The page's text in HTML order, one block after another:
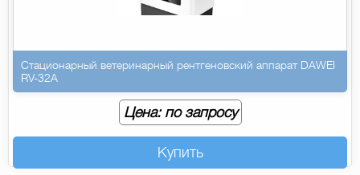
Стационарный ветеринарный рентгеновский аппарат DAWEI
RV-32A
Цена: по запросу
Купить